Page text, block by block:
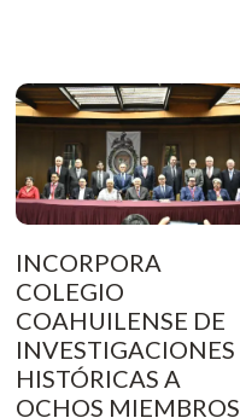
INCORPORA
COLEGIO
COAHUILENSE DE
INVESTIGACIONES
HISTÓRICAS A
OCHOS MIEMBROS